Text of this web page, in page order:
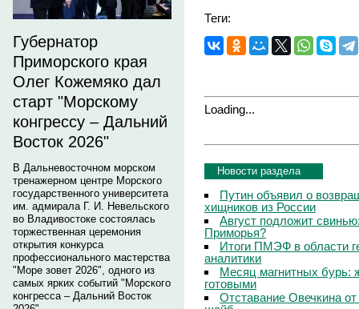
Губернатор
Приморского края
Олег Кожемяко дал
старт "Морскому
конгрессу – Дальний
Восток 2026"
В Дальневосточном морском
тренажерном центре Морского
государственного университета
им. адмирала Г. И. Невельского
во Владивостоке состоялась
торжественная церемония
открытия конкурса
профессионального мастерства
"Море зовет 2026", одного из
самых ярких событий "Морского
конгресса – Дальний Восток
Теги:
Loading...
Новости раздела
Путин объявил о
хищников из России
Август подложит
Приморья?
Итоги ПМЭФ в области
аналитики
Месяц магнитных бурь:
готовыми
Отставание Овечкина